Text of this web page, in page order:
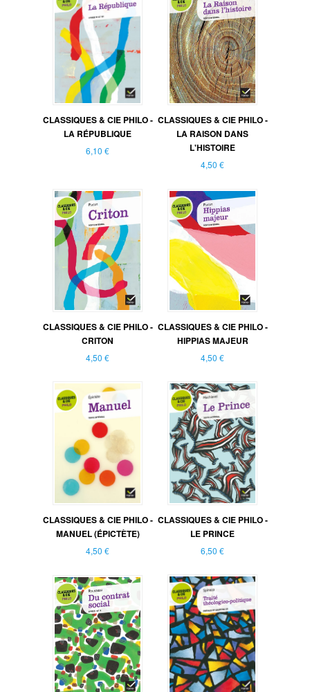
CLASSIQUES & CIE PHILO -
LA RÉPUBLIQUE
6,10 €
CLASSIQUES & CIE PHILO -
LA RAISON DANS
L'HISTOIRE
4,50 €
CLASSIQUES & CIE PHILO -
CRITON
4,50 €
CLASSIQUES & CIE PHILO -
HIPPIAS MAJEUR
4,50 €
CLASSIQUES & CIE PHILO -
MANUEL (ÉPICTÈTE)
4,50 €
CLASSIQUES & CIE PHILO -
LE PRINCE
6,50 €